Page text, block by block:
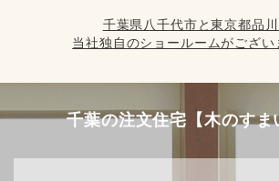
千葉県八千代市と東京都品
当社独自のショールームがござい
千葉の注文住宅【木のすま